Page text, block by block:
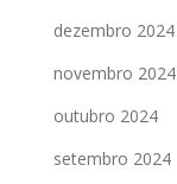
dezembro 2024
novembro 2024
outubro 2024
setembro 2024